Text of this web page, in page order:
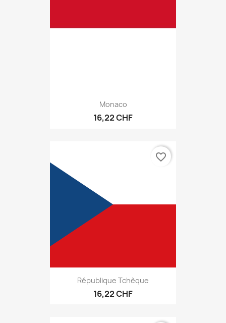
Monaco
16,22 CHF
République Tchèque
16,22 CHF
favorite_border